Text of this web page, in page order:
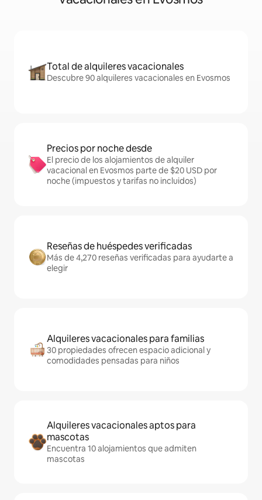
Total de alquileres vacacionales
Descubre 90 alquileres vacacionales en Evosmos
Precios por noche desde
El precio de los alojamientos de alquiler
vacacional en Evosmos parte de $20 USD por
noche (impuestos y tarifas no incluidos)
Reseñas de huéspedes verificadas
Más de 4,270 reseñas verificadas para ayudarte a
elegir
Alquileres vacacionales para familias
30 propiedades ofrecen espacio adicional y
comodidades pensadas para niños
Alquileres vacacionales aptos para
mascotas
Encuentra 10 alojamientos que admiten
mascotas